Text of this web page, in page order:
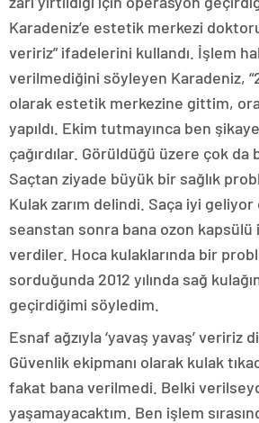
Karadeniz’e estetik merkezi
veririz” ifadelerini kullandı. İşlem
verilmediğini söyleyen Karadeniz,
olarak estetik merkezine gittim,
yapıldı. Ekim tutmayınca ben
çağırdılar. Görüldüğü üzere çok da
Saçtan ziyade büyük bir sağlık
Kulak zarım delindi. Saça iyi
seanstan sonra bana ozon
verdiler. Hoca kulaklarında bir
sorduğunda 2012 yılında sağ
geçirdiğimi söyledim.
Esnaf ağzıyla ‘yavaş yavaş’ veririz
Güvenlik ekipmanı olarak kulak
fakat bana verilmedi. Belki
yaşamayacaktım. Ben işlem